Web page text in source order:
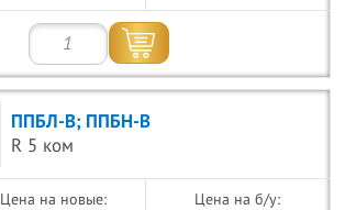
ППБЛ-В; ППБН-В
R 5 ком
Цена на новые: Цена на б/у: